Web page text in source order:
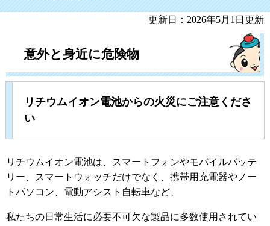
更新日：2026年5月1日更新
意外と身近に危険物
リチウムイオン電池からの火災にご注意くださ
い
リチウムイオン電池は、スマートフォンやモバイルバッテ
リー、スマートウォッチだけでなく、携帯用充電器やノー
トパソコン、電動アシスト自転車など、
私たちの日常生活に必要不可欠な製品に多数使用されてい